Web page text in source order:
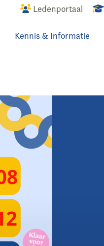
Ledenportaal
Kennis & Informatie